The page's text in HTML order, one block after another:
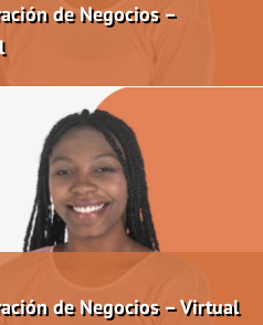
de Negocios –
de Negocios – Virtual